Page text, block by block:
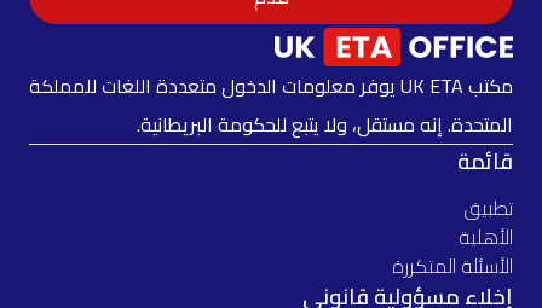
مكتب UK ETA يوفر معلومات الدخول متعددة اللغات للمملكة
المتحدة. إنه مستقل، ولا يتبع للحكومة البريطانية.
قائمة
تطبيق
الأهلية
الأسئلة المتكررة
إخلاء مسؤولية قانوني